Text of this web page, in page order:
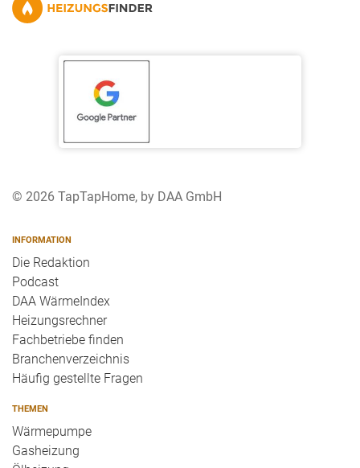
© 2026 TapTapHome, by DAA GmbH
INFORMATION
Die Redaktion
Podcast
DAA WärmeIndex
Heizungsrechner
Fachbetriebe finden
Branchenverzeichnis
Häufig gestellte Fragen
THEMEN
Wärmepumpe
Gasheizung